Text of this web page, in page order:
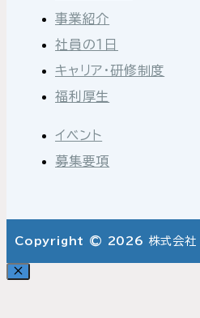
事業紹介
社員の１日
キャリア・研修制度
福利厚生
イベント
募集要項
Copyright © 2026 株式会社
Close